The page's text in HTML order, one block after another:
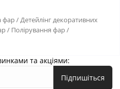
/ Детейлінг декоративних
/ Полірування фар /
та акціями:
Підпишіться